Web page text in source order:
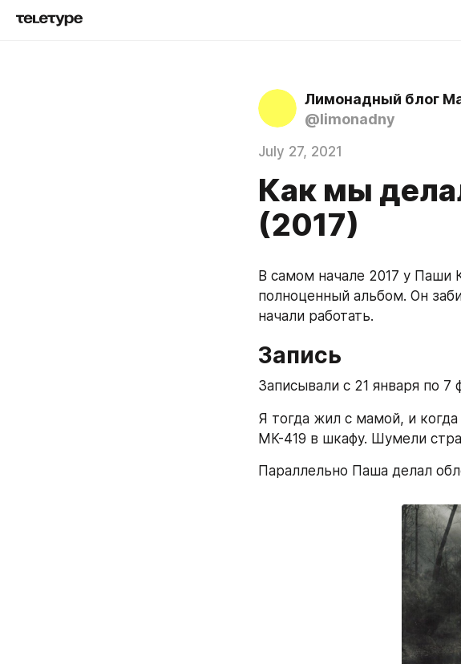
Лимонадный блог
@limonadny
July 27, 2021
Как мы
(2017)
В самом начале 2017 у Паши
полноценный альбом. Он
начали работать.
Запись
Записывали с 21 января по 7
Я тогда жил с мамой, и
МК-419 в шкафу. Шумели
Параллельно Паша делал